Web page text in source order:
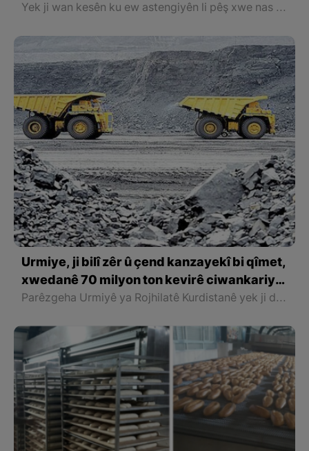
min nebûye asteng
Yek ji wan kesên ku ew astengiyên li pêş xwe nas nekirî û bi hêza di xwede avakirî ve dikare beşdarî hilberînê bibe keça kurd a bi navê Fatime Bilixkanlûyî ye ku naha kargehekî dirûtina cilûbergan daniye
Urmiye, ji bilî zêr û çend kanzayekî bi qîmet,
xwedanê 70 milyon ton kevirê ciwankariyê
ye
Parêzgeha Urmiyê ya Rojhilatê Kurdistanê yek ji dewlemendtirîn parêzgehên Îran û Rojhilatê Kurdistanê ye